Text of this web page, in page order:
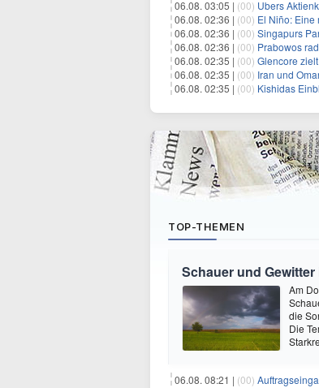
06.08. 03:05 | (00) Ubers
06.08. 02:36 | (00) El Niño: Eine
06.08. 02:36 | (00) Singapurs
06.08. 02:36 | (00) Prabowos
06.08. 02:35 | (00) Glencore
06.08. 02:35 | (00) Iran und
06.08. 02:35 | (00) Kishidas
TOP-THEMEN
Schauer und
Am
die
Die
06.08. 08:21 | (00)